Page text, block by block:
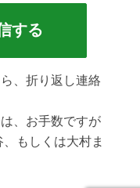
、折り返し連絡
、お手数ですが
、もしくは大村ま